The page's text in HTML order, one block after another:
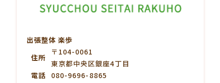
出張整体 楽歩
住所
〒104-0061
東京都中央区銀座4丁目
電話
080-9696-8865